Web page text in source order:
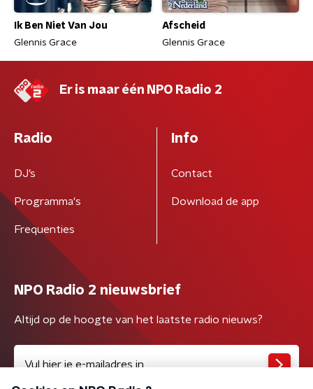
Ik Ben Niet Van Jou
Glennis Grace
Afscheid
Glennis Grace
Er is maar één NPO Radio 2
Radio
DJ’s
Programma's
Frequenties
Info
Contact
Download de app
NPO Radio 2 nieuwsbrief
Altijd op de hoogte van het laatste radio nieuws?